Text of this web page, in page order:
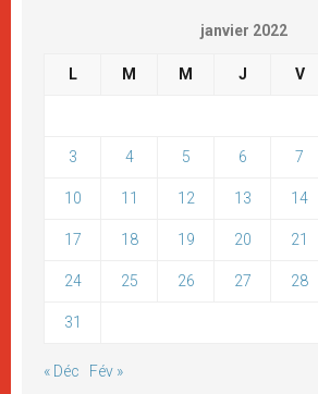
janvier 2022
L M M J V
3 4 5 6 7
10 11 12 13 14
17 18 19 20 21
24 25 26 27 28
31
« Déc Fév »